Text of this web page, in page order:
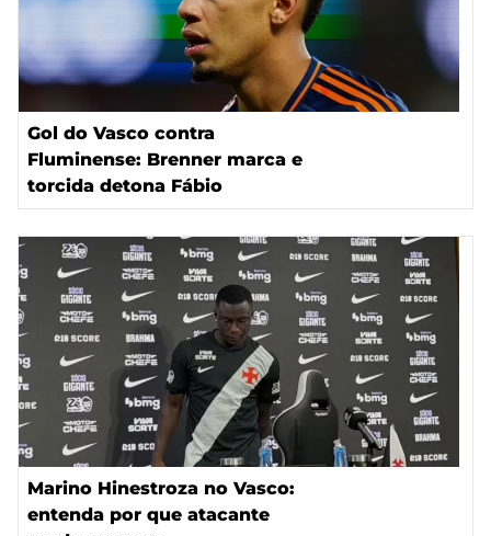
Gol do Vasco contra
Fluminense: Brenner marca e
torcida detona Fábio
Marino Hinestroza no Vasco:
entenda por que atacante